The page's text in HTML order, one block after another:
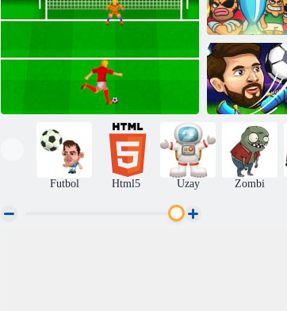
Ayak Chinko
Euro 2016
Voleybol 2020
Futbol Html5 Uzay Zombi